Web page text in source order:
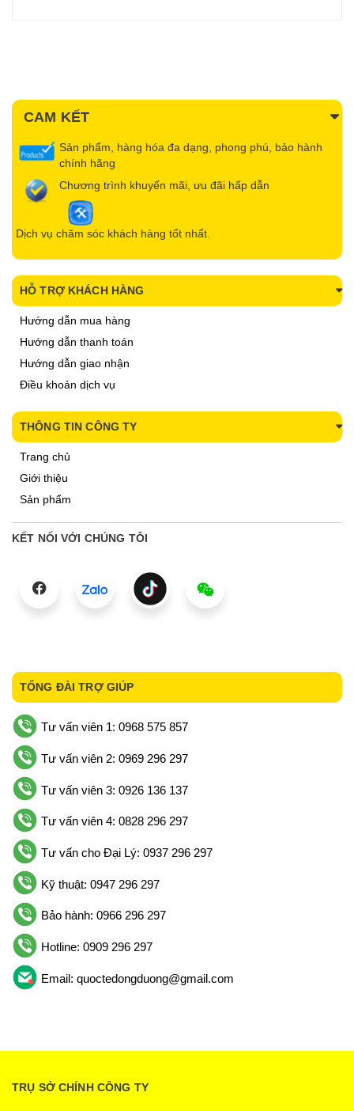
CAM KẾT
Sản phẩm, hàng hóa đa dạng, phong phú, bảo hành
chính hãng
Chương trình khuyến mãi, ưu đãi hấp dẫn
Dịch vụ chăm sóc khách hàng tốt nhất.
HỖ TRỢ KHÁCH HÀNG
Hướng dẫn mua hàng
Hướng dẫn thanh toán
Hướng dẫn giao nhận
Điều khoản dịch vụ
THÔNG TIN CÔNG TY
Trang chủ
Giới thiệu
Sản phẩm
KẾT NỐI VỚI CHÚNG TÔI
TỔNG ĐÀI TRỢ GIÚP
Tư vấn viên 1: 0968 575 857
Tư vấn viên 2: 0969 296 297
Tư vấn viên 3: 0926 136 137
Tư vấn viên 4: 0828 296 297
Tư vấn cho Đại Lý: 0937 296 297
Kỹ thuật: 0947 296 297
Bảo hành: 0966 296 297
Hotline: 0909 296 297
Email: quoctedongduong@gmail.com
TRỤ SỞ CHÍNH CÔNG TY